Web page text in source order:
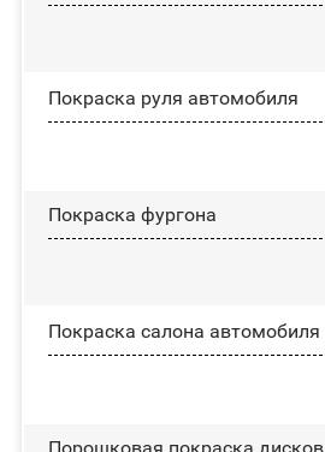
Покраска руля автомобиля
Покраска фургона
Покраска салона автомобиля